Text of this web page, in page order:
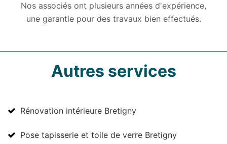
Nos associés ont plusieurs années d'expérience,
une garantie pour des travaux bien effectués.
Autres services
Rénovation intérieure Bretigny
Pose tapisserie et toile de verre Bretigny